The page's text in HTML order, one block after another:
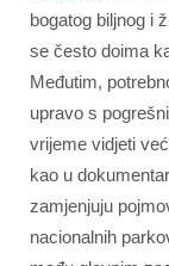
bogatog biljnog i
se često doima
Međutim,
upravo s
vrijeme vidjeti
kao u
zamjenjuju
nacionalnih